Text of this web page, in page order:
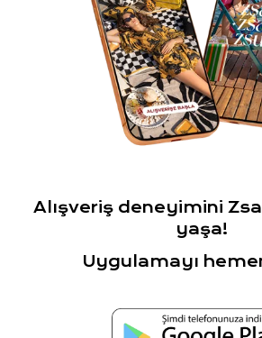
Alışveriş deneyimini
yaşa!
Uygulamayı